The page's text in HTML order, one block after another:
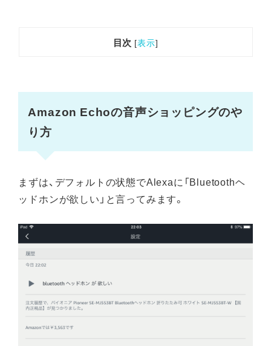
目次 [表示]
Amazon Echoの音声ショッピングのや
り方
まずは、デフォルトの状態でAlexaに「Bluetoothヘ
ッドホンが欲しい」と言ってみます。